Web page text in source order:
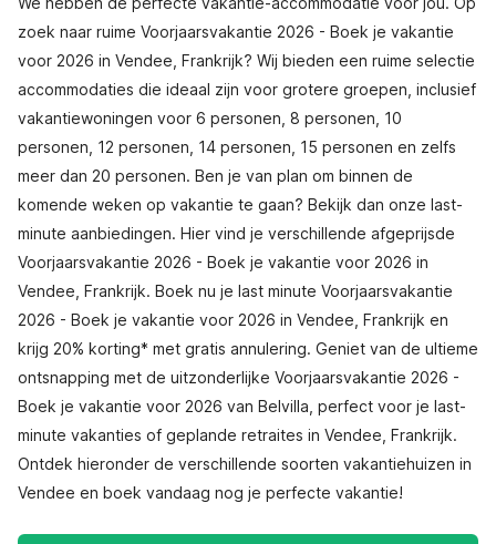
zoek naar ruime Voorjaarsvakantie 2026 - Boek je vakantie
voor 2026 in Vendee, Frankrijk? Wij bieden een ruime selectie
accommodaties die ideaal zijn voor grotere groepen, inclusief
vakantiewoningen voor 6 personen, 8 personen, 10
personen, 12 personen, 14 personen, 15 personen en zelfs
meer dan 20 personen. Ben je van plan om binnen de
komende weken op vakantie te gaan? Bekijk dan onze last-
minute aanbiedingen. Hier vind je verschillende afgeprijsde
Voorjaarsvakantie 2026 - Boek je vakantie voor 2026 in
Vendee, Frankrijk. Boek nu je last minute Voorjaarsvakantie
2026 - Boek je vakantie voor 2026 in Vendee, Frankrijk en
krijg 20% korting* met gratis annulering. Geniet van de ultieme
ontsnapping met de uitzonderlijke Voorjaarsvakantie 2026 -
Boek je vakantie voor 2026 van Belvilla, perfect voor je last-
minute vakanties of geplande retraites in Vendee, Frankrijk.
Ontdek hieronder de verschillende soorten vakantiehuizen in
Vendee en boek vandaag nog je perfecte vakantie!